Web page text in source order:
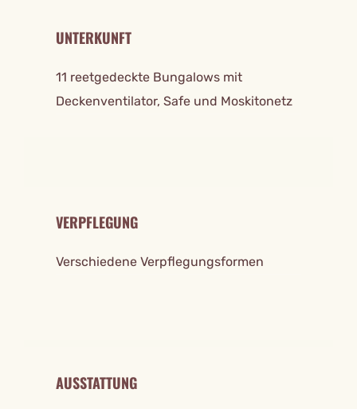
UNTERKUNFT
11 reetgedeckte Bungalows mit
Deckenventilator, Safe und Moskitonetz
VERPFLEGUNG
Verschiedene Verpflegungsformen
AUSSTATTUNG